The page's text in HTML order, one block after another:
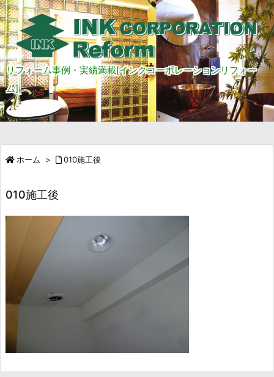
リフォーム事例・実績満載[インクコーポレーションリフォー
ム]
ホーム > 010施工後
010施工後